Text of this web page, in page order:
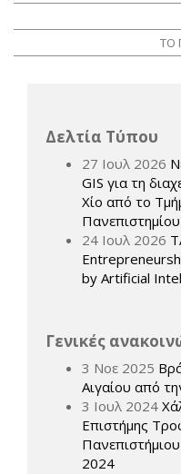
ΤΟ
Δελτία Τύπου
27 Ιουλ 2026
GIS για τη
Χίο από το
24 Ιουλ 2026
by Artificial
Γενικές
3 Νοε 2025
Αιγαίου από
3 Ιουλ 2024
Επιστήμης
2024